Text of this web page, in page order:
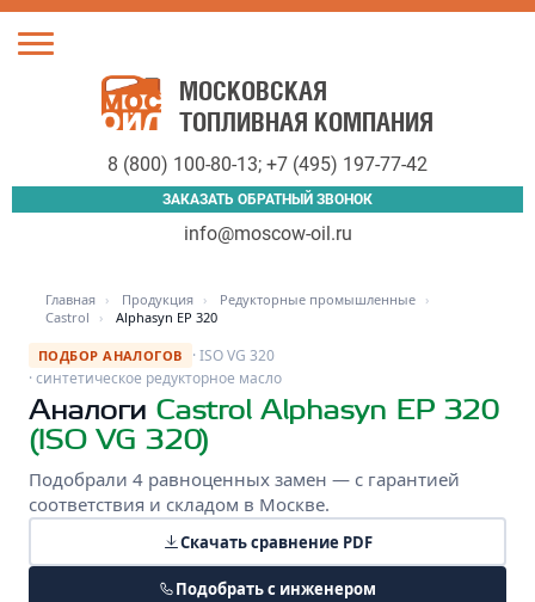
Toggle
МОСКОВСКАЯ
ТОПЛИВНАЯ КОМПАНИЯ
8 (800) 100-80-13; +7 (495) 197-77-42
ЗАКАЗАТЬ ОБРАТНЫЙ ЗВОНОК
info@moscow-oil.ru
Главная › Продукция › Редукторные промышленные ›
Castrol
› Alphasyn EP 320
ПОДБОР АНАЛОГОВ
· ISO VG 320
· синтетическое редукторное масло
Аналоги Castrol Alphasyn EP 320
(ISO VG 320)
Подобрали 4 равноценных замен — с гарантией
соответствия и складом в Москве.
Скачать сравнение PDF
Подобрать с инженером